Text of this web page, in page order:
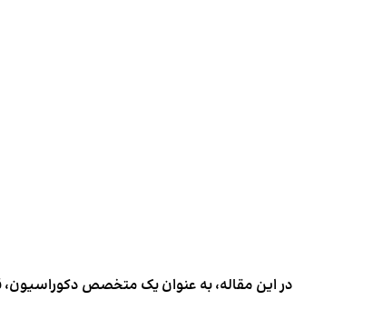
در این مقاله، به عنوان یک متخصص